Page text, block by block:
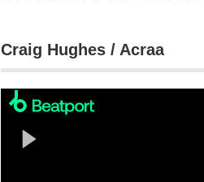
Craig Hughes / Acraa